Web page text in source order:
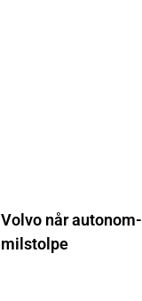
Volvo når autonom-
milstolpe